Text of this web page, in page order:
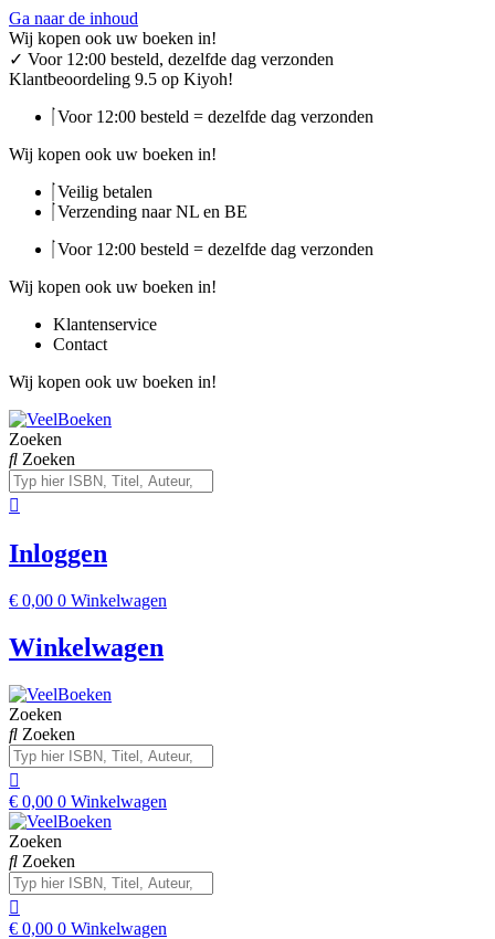
Ga naar de inhoud
Wij kopen ook uw boeken in!
✓ Voor 12:00 besteld, dezelfde dag verzonden
Klantbeoordeling 9.5 op Kiyoh!
Voor 12:00 besteld = dezelfde dag verzonden
Wij kopen ook uw boeken in!
Veilig betalen
Verzending naar NL en BE
Voor 12:00 besteld = dezelfde dag verzonden
Wij kopen ook uw boeken in!
Klantenservice
Contact
Wij kopen ook uw boeken in!
Zoeken
Zoeken
Inloggen
€ 0,00 0 Winkelwagen
Winkelwagen
Zoeken
Zoeken
€ 0,00 0 Winkelwagen
Zoeken
Zoeken
€ 0,00 0 Winkelwagen